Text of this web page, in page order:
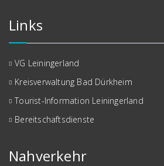
Links
VG Leiningerland
Kreisverwaltung Bad Dürkheim
Tourist-Information Leiningerland
Bereitschaftsdienste
Nahverkehr